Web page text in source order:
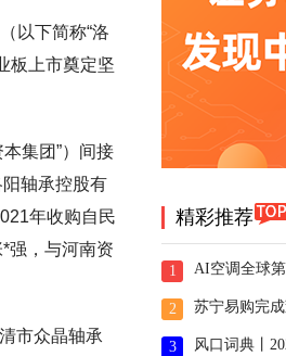
以下简称“洛
板上市奠定坚
集团”）间接
轴承控股有
年收购自民
强，与河南资
市众晶轴承
精彩推荐
1 AI空调全球
2 苏宁易购完
3 风口词典丨